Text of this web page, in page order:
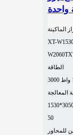
واحدة
الماكينة
XT-
W2060T
الطاقة
المعالجة
50
للمحاور